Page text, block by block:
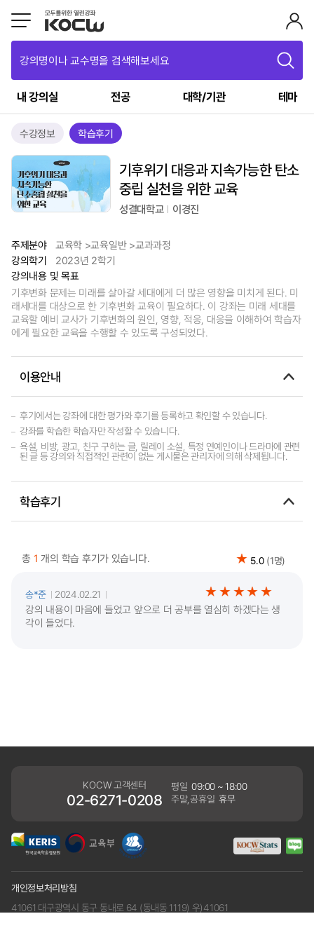
강의명이나 교수명을 검색해보세요
내 강의실 전공 대학/기관 테마
수강정보 학습후기
기후위기 대응과 지속가능한 탄소
중립 실천을 위한 교육
성결대학교 이경진
주제분야
교육학 >교육일반 >교과과정
강의학기
2023년 2학기
강의내용 및 목표
기후변화 문제는 미래를 살아갈 세대에게 더 많은 영향을 미치게 된다. 미
래세대를 대상으로 한 기후변화 교육이 필요하다. 이 강좌는 미래 세대를
교육할 예비 교사가 기후변화의 원인, 영향, 적응, 대응을 이해하여 학습자
에게 필요한 교육을 수행할 수 있도록 구성되었다.
이용안내
후기에서는 강좌에 대한 평가와 후기를 등록하고 확인할 수 있습니다.
강좌를 학습한 학습자만 작성할 수 있습니다.
욕설, 비방, 광고, 친구 구하는 글, 릴레이 소설, 특정 연예인이나 드라마에 관련
된 글 등 강의와 직접적인 관련이 없는 게시물은 관리자에 의해 삭제됩니다.
학습후기
총 1 개의 학습 후기가 있습니다. 5.0 (1명)
송*준
2024.02.21
강의 내용이 마음에 들었고 앞으로 더 공부를 열심히 하겠다는 생
각이 들었다.
KOCW 고객센터
02-6271-0208
평일 09:00 ~ 18:00
주말,공휴일 휴무
개인정보처리방침
41061 대구광역시 동구 동내로 64 (동내동 1119) 우)41061